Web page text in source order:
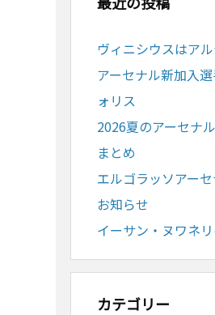
ヴィニシウスはア
アーセナル新加入
ォリス
2026夏のアーセナ
まとめ
エルゴラッソアー
お知らせ
イーサン・ヌワネ
カテゴリー